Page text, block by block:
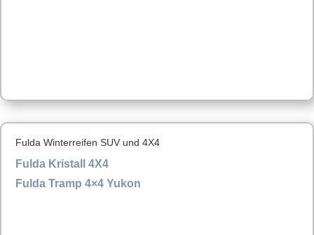
Fulda Winterreifen SUV und 4X4
Fulda Kristall 4X4
Fulda Tramp 4×4 Yukon